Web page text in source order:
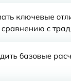
ключевые
сравнению с
базовые